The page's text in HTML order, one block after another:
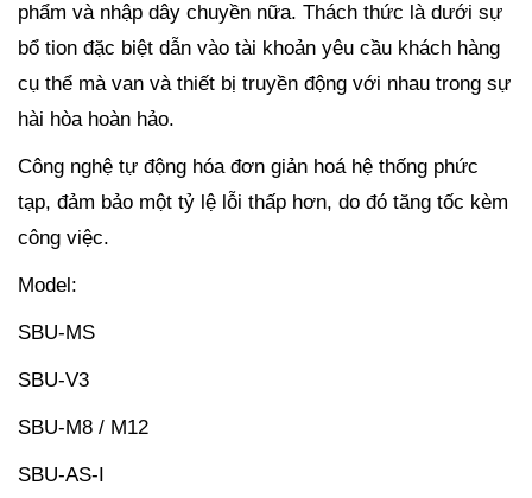
phẩm và nhập dây chuyền nữa. Thách thức là dưới sự
bổ tion đặc biệt dẫn vào tài khoản yêu cầu khách hàng
cụ thể mà van và thiết bị truyền động với nhau trong sự
hài hòa hoàn hảo.
Công nghệ tự động hóa đơn giản hoá hệ thống phức
tạp, đảm bảo một tỷ lệ lỗi thấp hơn, do đó tăng tốc kèm
công việc.
Model:
SBU-MS
SBU-V3
SBU-M8 / M12
SBU-AS-I